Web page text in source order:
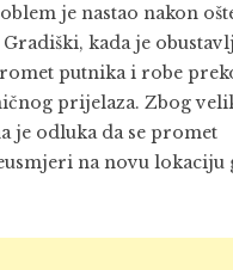
je nastao nakon
kada je
putnika i robe
prijelaza. Zbog
je odluka da se promet
na novu lokaciju